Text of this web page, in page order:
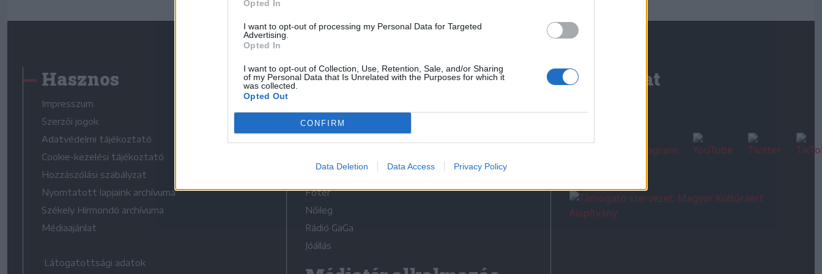
Opted In
I want to opt-out of processing my Personal Data for Targeted
Advertising.
Opted In
I want to opt-out of Collection, Use, Retention, Sale, and/or Sharing
of my Personal Data that Is Unrelated with the Purposes for which it
was collected.
Opted Out
CONFIRM
Data Deletion Data Access Privacy Policy
Hasznos
Impresszum
Szerzői jogok
Adatvédelmi tájékoztató
Cookie-kezelési tájékoztató
Hozzászólási szabályzat
Nyomtatott lapjaink archívuma
Székely Hírmondó archívuma
Médiaajánlat
Látogatottsági adatok
Médiatér
Liget
Főtér
Nőileg
Rádió GaGa
Jóállás
Kapcsolat